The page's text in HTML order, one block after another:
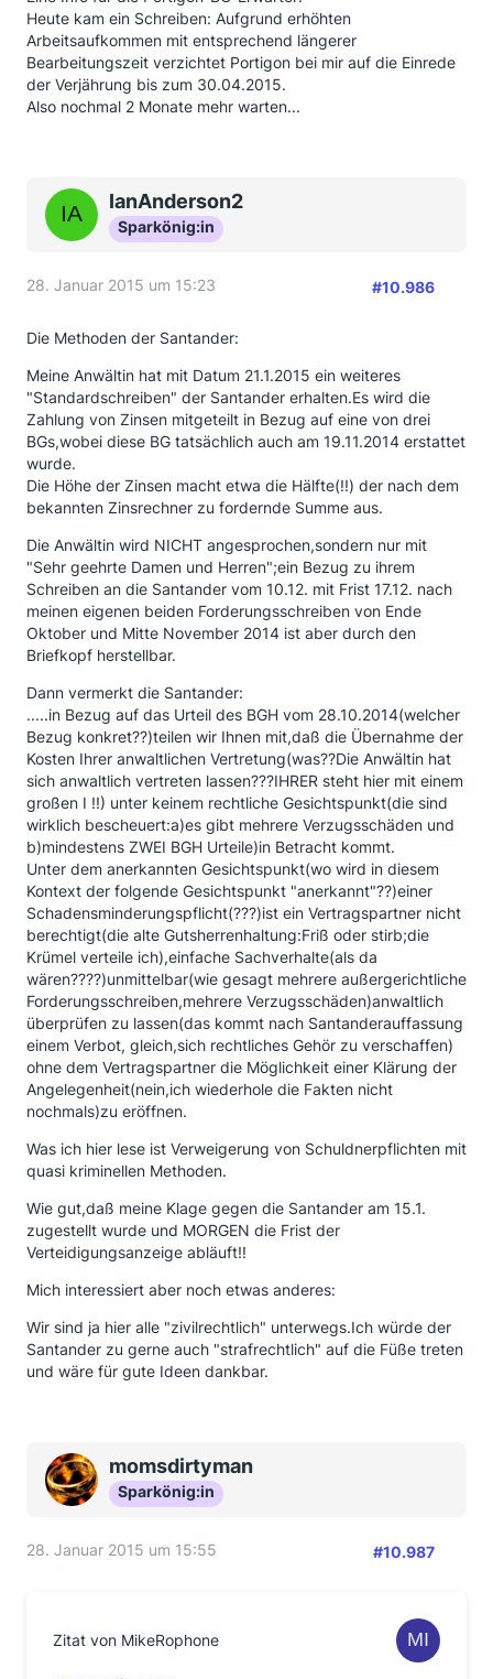
Heute kam ein Schreiben: Aufgrund erhöhten
Arbeitsaufkommen mit entsprechend längerer
Bearbeitungszeit verzichtet Portigon bei mir auf die Einrede
der Verjährung bis zum 30.04.2015.
Also nochmal 2 Monate mehr warten...
IanAnderson2
Sparkönig:in
28. Januar 2015 um 15:23 #10.986
Die Methoden der Santander:
Meine Anwältin hat mit Datum 21.1.2015 ein weiteres
"Standardschreiben" der Santander erhalten.Es wird die
Zahlung von Zinsen mitgeteilt in Bezug auf eine von drei
BGs,wobei diese BG tatsächlich auch am 19.11.2014 erstattet
wurde.
Die Höhe der Zinsen macht etwa die Hälfte(!!) der nach dem
bekannten Zinsrechner zu fordernde Summe aus.
Die Anwältin wird NICHT angesprochen,sondern nur mit
"Sehr geehrte Damen und Herren";ein Bezug zu ihrem
Schreiben an die Santander vom 10.12. mit Frist 17.12. nach
meinen eigenen beiden Forderungsschreiben von Ende
Oktober und Mitte November 2014 ist aber durch den
Briefkopf herstellbar.
Dann vermerkt die Santander:
.....in Bezug auf das Urteil des BGH vom 28.10.2014(welcher
Bezug konkret??)teilen wir Ihnen mit,daß die Übernahme der
Kosten Ihrer anwaltlichen Vertretung(was??Die Anwältin hat
sich anwaltlich vertreten lassen???IHRER steht hier mit einem
großen I !!) unter keinem rechtliche Gesichtspunkt(die sind
wirklich bescheuert:a)es gibt mehrere Verzugsschäden und
b)mindestens ZWEI BGH Urteile)in Betracht kommt.
Unter dem anerkannten Gesichtspunkt(wo wird in diesem
Kontext der folgende Gesichtspunkt "anerkannt"??)einer
Schadensminderungspflicht(???)ist ein Vertragspartner nicht
berechtigt(die alte Gutsherrenhaltung:Friß oder stirb;die
Krümel verteile ich),einfache Sachverhalte(als da
wären????)unmittelbar(wie gesagt mehrere außergerichtliche
Forderungsschreiben,mehrere Verzugsschäden)anwaltlich
überprüfen zu lassen(das kommt nach Santanderauffassung
einem Verbot, gleich,sich rechtliches Gehör zu verschaffen)
ohne dem Vertragspartner die Möglichkeit einer Klärung der
Angelegenheit(nein,ich wiederhole die Fakten nicht
nochmals)zu eröffnen.
Was ich hier lese ist Verweigerung von Schuldnerpflichten mit
quasi kriminellen Methoden.
Wie gut,daß meine Klage gegen die Santander am 15.1.
zugestellt wurde und MORGEN die Frist der
Verteidigungsanzeige abläuft!!
Mich interessiert aber noch etwas anderes:
Wir sind ja hier alle "zivilrechtlich" unterwegs.Ich würde der
Santander zu gerne auch "strafrechtlich" auf die Füße treten
und wäre für gute Ideen dankbar.
momsdirtyman
Sparkönig:in
28. Januar 2015 um 15:55 #10.987
Zitat von MikeRophone